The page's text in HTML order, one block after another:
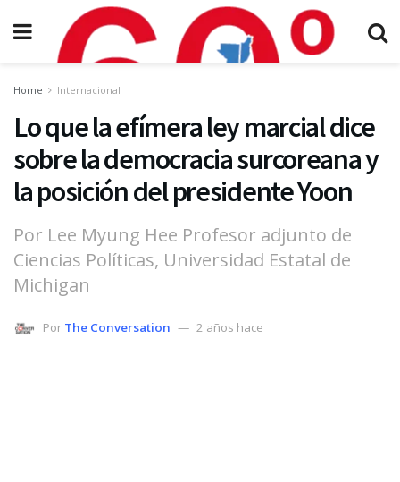
Home Internacional
Lo que la efímera ley marcial dice
sobre la democracia surcoreana y
la posición del presidente Yoon
Por Lee Myung Hee Profesor adjunto de
Ciencias Políticas, Universidad Estatal de
Michigan
Por The Conversation 2 años hace